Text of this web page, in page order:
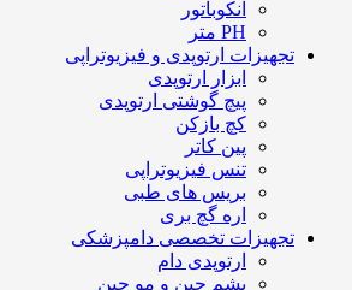
انکوباتور
PH متر
تجهیزات ارتوپدی و فیزیوتراپی
ابزار ارتوپدی
پیچ گوشتی ارتوپدی
کچ بازکن
پین کاتر
تنس فیزیوتراپی
بریس های طبی
اره گچ بری
تجهیزات تخصصی دامپزشکی
ارتوپدی دام
پشم چین و مو چین